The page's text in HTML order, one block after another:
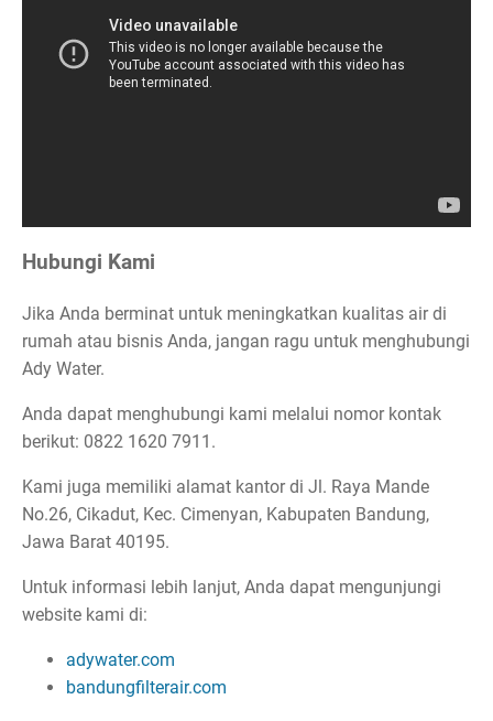
Hubungi Kami
Jika Anda berminat untuk meningkatkan kualitas air di
rumah atau bisnis Anda, jangan ragu untuk menghubungi
Ady Water.
Anda dapat menghubungi kami melalui nomor kontak
berikut: 0822 1620 7911.
Kami juga memiliki alamat kantor di Jl. Raya Mande
No.26, Cikadut, Kec. Cimenyan, Kabupaten Bandung,
Jawa Barat 40195.
Untuk informasi lebih lanjut, Anda dapat mengunjungi
website kami di:
adywater.com
bandungfilterair.com